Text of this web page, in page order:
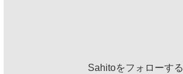
Sahitoをフォローする